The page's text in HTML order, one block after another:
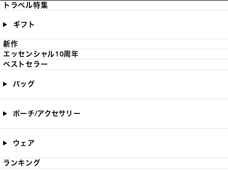
トラベル特集
ギフト
新作
エッセンシャル10周年
ベストセラー
バッグ
ポーチ/アクセサリー
ウェア
ランキング